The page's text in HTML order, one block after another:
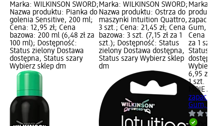
Marka: WILKINSON SWORD;
Nazwa produktu: Pianka do
golenia Sensitive, 200 ml;
Cena: 12,95 zł; Cena
bazowa: 200 ml (6,48 zł za
100 ml); Dostępność:
Status zielony Dostawa
dostępna, Status szary
Wybierz sklep dm
Marka: WILKINSON SWORD;
Nazwa produktu: Ostrza do
maszynki Intuition Quattro,
3 szt.; Cena: 21,45 zł; Cena
bazowa: 3 szt. (7,15 zł za 1
szt.); Dostępność: Status
zielony Dostawa dostępna,
Status szary Wybierz sklep
dm
Marka:
Gum, 1
Cena
za 1
Status
Wybierz
6,95 zł
1 szt.
MOJE
Gum, 1